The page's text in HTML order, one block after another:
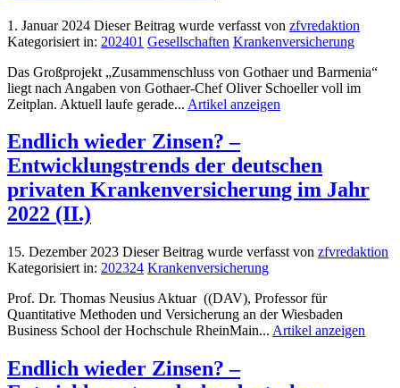
1. Januar 2024 Dieser Beitrag wurde verfasst von zfvredaktion
Kategorisiert in: 202401 Gesellschaften Krankenversicherung
Das Großprojekt „Zusammenschluss von Gothaer und Barmenia“
liegt nach Angaben von Gothaer-Chef Oliver Schoeller voll im
Zeitplan. Aktuell laufe gerade... Artikel anzeigen
Endlich wieder Zinsen? –
Entwicklungstrends der deutschen
privaten Krankenversicherung im Jahr
2022 (II.)
15. Dezember 2023 Dieser Beitrag wurde verfasst von zfvredaktion
Kategorisiert in: 202324 Krankenversicherung
Prof. Dr. Thomas Neusius Aktuar ((DAV), Professor für
Quantitative Methoden und Versicherung an der Wiesbaden
Business School der Hochschule RheinMain... Artikel anzeigen
Endlich wieder Zinsen? –